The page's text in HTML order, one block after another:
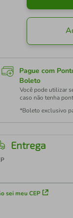
Pague com
Boleto
Você pode utilizar
caso não tenha
*Boleto exclusivo
Entrega
sei meu CEP